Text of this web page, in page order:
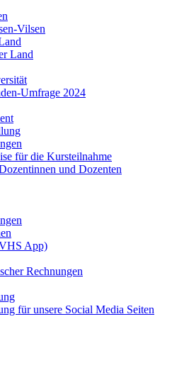
Vilsen
Land
Umfrage 2024
für die Kursteilnahme
und Dozenten
App)
Rechnungen
für unsere Social Media Seiten